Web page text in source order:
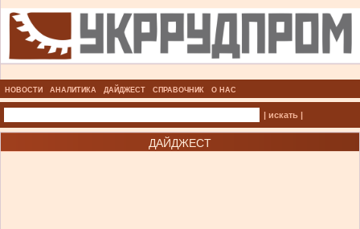
НОВОСТИ АНАЛИТИКА ДАЙДЖЕСТ СПРАВОЧНИК О НАС
| искать |
ДАЙДЖЕСТ